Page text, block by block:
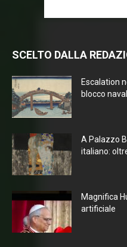
SCELTO DALLA
Escalation
blocco
A Palazzo
italiano:
Magnifica
artificiale